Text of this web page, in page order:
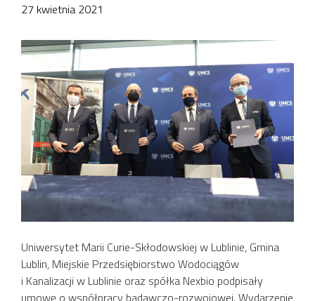
27 kwietnia 2021
Uniwersytet Marii Curie-Skłodowskiej w Lublinie, Gmina
Lublin, Miejskie Przedsiębiorstwo Wodociągów
i Kanalizacji w Lublinie oraz spółka Nexbio podpisały
umowę o współpracy badawczo-rozwojowej. Wydarzenie